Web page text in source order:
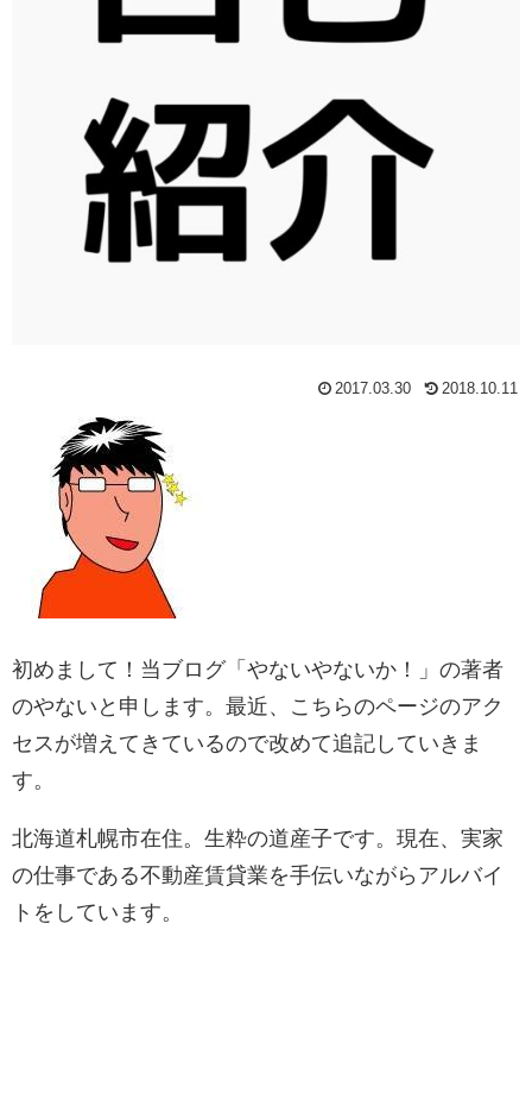
2017.03.30 2018.10.11
初めまして！当ブログ「やないやないか！」の著者
のやないと申します。最近、こちらのページのアク
セスが増えてきているので改めて追記していきま
す。
北海道札幌市在住。生粋の道産子です。現在、実家
の仕事である不動産賃貸業を手伝いながらアルバイ
トをしています。